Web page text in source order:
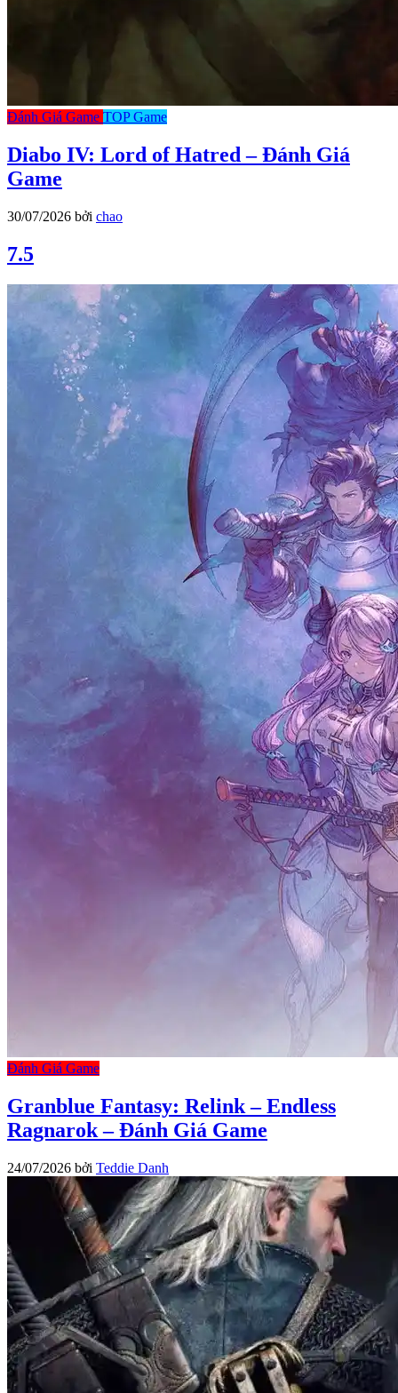
Đánh Giá Game TOP Game
Diabo IV: Lord of Hatred – Đánh Giá
Game
30/07/2026 bởi chao
7.5
Đánh Giá Game
Granblue Fantasy: Relink – Endless
Ragnarok – Đánh Giá Game
24/07/2026 bởi Teddie Danh